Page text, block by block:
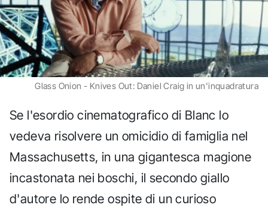
Glass Onion - Knives Out: Daniel Craig in un'inquadratura
Se l'esordio cinematografico di Blanc lo
vedeva risolvere un omicidio di famiglia nel
Massachusetts, in una gigantesca magione
incastonata nei boschi, il secondo giallo
d'autore lo rende ospite di un curioso